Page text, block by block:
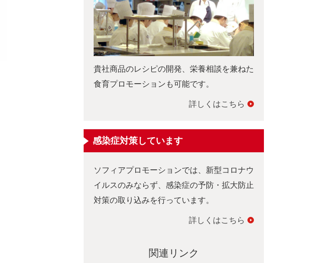
貴社商品のレシピの開発、栄養相談を兼ねた
食育プロモーションも可能です。
詳しくはこちら
感染症対策しています
ソフィアプロモーションでは、新型コロナウ
イルスのみならず、感染症の予防・拡大防止
対策の取り込みを行っています。
詳しくはこちら
関連リンク